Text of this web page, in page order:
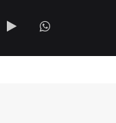
Google
Play
WhatsApp